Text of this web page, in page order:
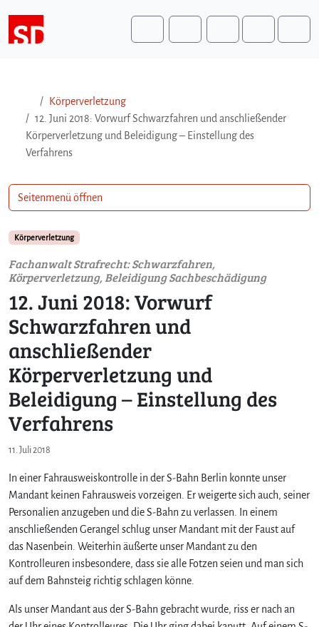
Search
Körperverletzung
12. Juni 2018: Vorwurf Schwarzfahren und anschließender
Körperverletzung und Beleidigung – Einstellung des
Verfahrens
Körperverletzung
Fachanwalt Strafrecht: Schwarzfahren,
Körperverletzung, Beleidigung Sachbeschädigung
12. Juni 2018: Vorwurf
Schwarzfahren und
anschließender
Körperverletzung und
Beleidigung – Einstellung des
Verfahrens
11. Juli 2018
In einer Fahrausweiskontrolle in der S-Bahn Berlin konnte unser
Mandant keinen Fahrausweis vorzeigen. Er weigerte sich auch, seiner
Personalien anzugeben und die S-Bahn zu verlassen. In einem
anschließenden Gerangel schlug unser Mandant mit der Faust auf
das Nasenbein. Weiterhin äußerte unser Mandant zu den
Kontrolleuren insbesondere, dass sie alle Fotzen seien und man sich
auf dem Bahnsteig richtig schlagen könne.
Als unser Mandant aus der S-Bahn gebracht wurde, riss er nach an
Seitenmenü öffnen